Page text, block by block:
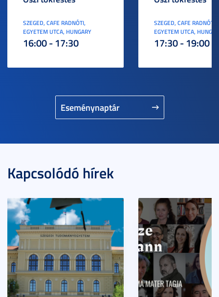
Eseménynaptár
SZEGED, CAFE RADNÓTI,
EGYETEM UTCA, HUNGARY
16:00 - 17:30
SZEGED, CAFE RADNÓTI,
EGYETEM UTCA,
17:30 - 19:00
Kapcsolódó hírek